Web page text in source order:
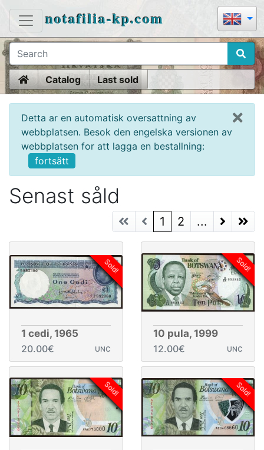
notafilia-kp.com
HomeCatalog Last sold
Detta ar en automatisk oversattning av
webbplatsen. Besok den engelska versionen av
webbplatsen for att lagga en bestallning:
fortsätt
Senast såld
1 (current)
2 ...
Next Page
Next
Sold!
1 cedi, 1965
20.00€
UNC
Sold!
10 pula, 1999
12.00€
UNC
Sold! Sold!